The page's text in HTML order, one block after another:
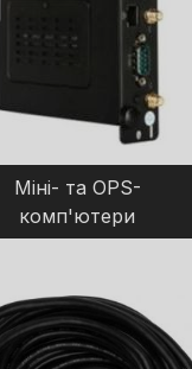
Міні- та OPS-
комп'ютери